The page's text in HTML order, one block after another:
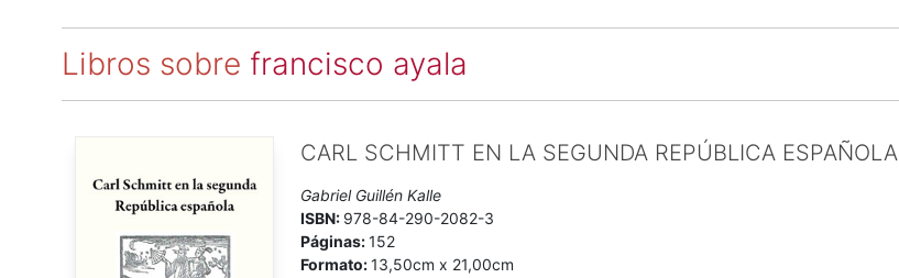
Libros sobre francisco ayala
CARL SCHMITT EN LA SEGUNDA REPÚBLICA ESPAÑOLA
Gabriel Guillén Kalle
ISBN: 978-84-290-2082-3
Páginas:152
Formato:13,50cm x 21,00cm